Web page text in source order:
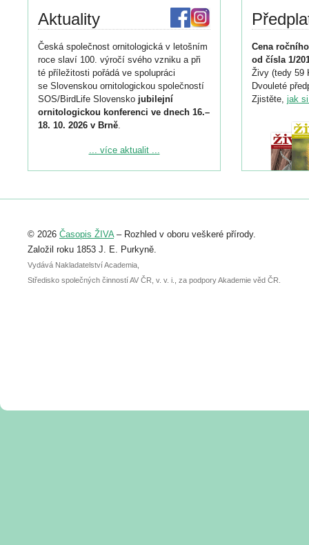
Aktuality
Česká společnost ornitologická v letošním
roce slaví 100. výročí svého vzniku a při
té příležitosti pořádá ve spolupráci
se Slovenskou ornitologickou společností
SOS/BirdLife Slovensko jubilejní
ornitologickou konferenci ve dnech 16.–
18. 10. 2026 v Brně.
Podrobnější informace ke konferenci
Registrovat se můžete do 6. září.
abstraktu přihlášené přednášky nebo
posteru je už 30. června.
... více aktualit ...
Cena
od čísla 1/
Živy (tedy 59
Dvouleté
Zjistěte, jak
© 2026 Časopis ŽIVA– Rozhled v oboru veškeré přírody.
Založil roku 1853 J. E. Purkyně.
Vydává Nakladatelství Academia,
Středisko společných činností AV ČR, v. v. i., za podpory Akademie věd ČR.